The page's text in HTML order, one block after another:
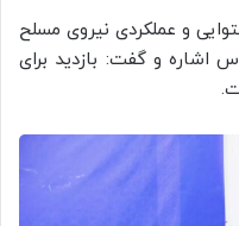
و عملکردی نیروی مسلح
اشاره و گفت: بازدید برای